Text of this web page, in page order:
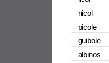
nicol
picole
guibole
albinos